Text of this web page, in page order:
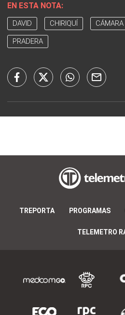
EN ESTA NOTA:
DAVID CHIRIQUÍ CÁMARA
PRADERA
TREPORTA PROGRAMAS
TELEMETRO